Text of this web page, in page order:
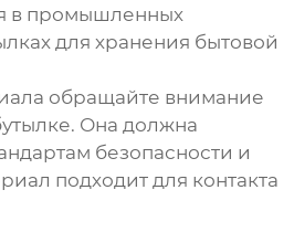
в промышленных
для хранения бытовой
обращайте внимание
Она должна
безопасности и
подходит для контакта